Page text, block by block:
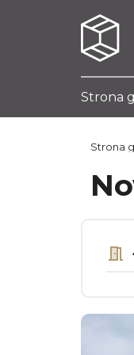
Strona
Strona